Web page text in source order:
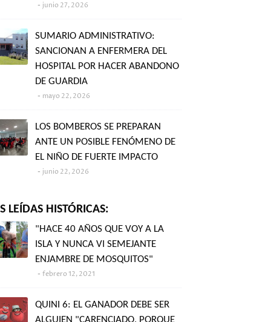
junio 27, 2026
SUMARIO ADMINISTRATIVO:
SANCIONAN A ENFERMERA DEL
HOSPITAL POR HACER ABANDONO
DE GUARDIA
mayo 22, 2026
LOS BOMBEROS SE PREPARAN
ANTE UN POSIBLE FENÓMENO DE
EL NIÑO DE FUERTE IMPACTO
junio 22, 2026
LEÍDAS HISTÓRICAS:
"HACE 40 AÑOS QUE VOY A LA
ISLA Y NUNCA VI SEMEJANTE
ENJAMBRE DE MOSQUITOS"
febrero 12, 2021
QUINI 6: EL GANADOR DEBE SER
ALGUIEN "CARENCIADO, PORQUE